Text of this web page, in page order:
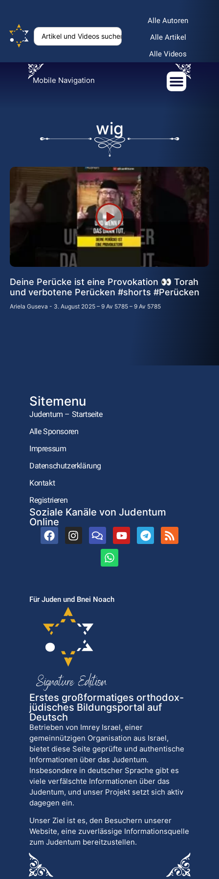
Alle Autoren
Alle Artikel
Alle Videos
Mobile Navigation
wig
Deine Perücke ist eine Provokation 👀 Torah
und verbotene Perücken #shorts #Perücken
Ariela Guseva 3. August 2025 – 9 Av 5785 – 9 Av 5785
Sitemenu
Judentum – Startseite
Alle Sponsoren
Impressum
Datenschutzerklärung
Kontakt
Registrieren
Soziale Kanäle von Judentum
Online
Für Juden und Bnei Noach
Erstes großformatiges orthodox-
jüdisches Bildungsportal auf
Deutsch
Betrieben von Imrey Israel, einer
gemeinnützigen Organisation aus Israel,
bietet diese Seite geprüfte und authentische
Informationen über das Judentum.
Insbesondere in deutscher Sprache gibt es
viele verfälschte Informationen über das
Judentum, und unser Projekt setzt sich aktiv
dagegen ein.
Unser Ziel ist es, den Besuchern unserer
Website, eine zuverlässige Informationsquelle
zum Judentum bereitzustellen.